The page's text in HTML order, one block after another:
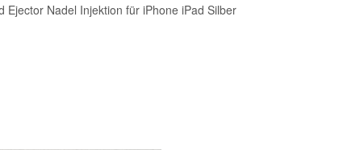
Ejector Nadel Injektion für iPhone iPad Silber